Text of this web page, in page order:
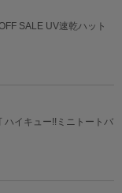
SALE UV速乾ハット
ハイキュー!!ミニトートバ